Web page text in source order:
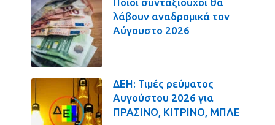
λάβουν αναδρομικά τον
Αύγουστο 2026
ΔΕΗ: Τιμές ρεύματος
Αυγούστου 2026 για
ΠΡΑΣΙΝΟ, ΚΙΤΡΙΝΟ, ΜΠΛΕ